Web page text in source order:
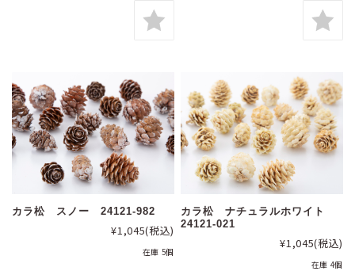
カラ松 スノー 24121-982
¥1,045(税込)
在庫 5個
カラ松 ナチュラルホワイト
24121-021
¥1,045(税込)
在庫 4個